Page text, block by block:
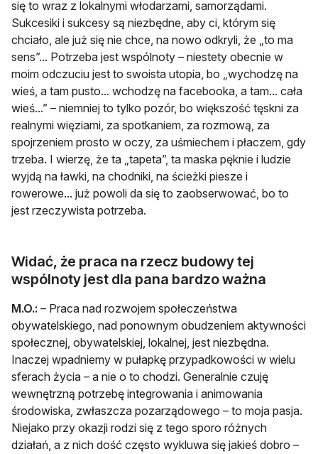
się to wraz z lokalnymi włodarzami, samorządami.
Sukcesiki i sukcesy są niezbędne, aby ci, którym się
chciało, ale już się nie chce, na nowo odkryli, że „to ma
sens”... Potrzeba jest wspólnoty – niestety obecnie w
moim odczuciu jest to swoista utopia, bo „wychodzę na
wieś, a tam pusto... wchodzę na facebooka, a tam... cała
wieś...” – niemniej to tylko pozór, bo większość tęskni za
realnymi więziami, za spotkaniem, za rozmową, za
spojrzeniem prosto w oczy, za uśmiechem i płaczem, gdy
trzeba. I wierzę, że ta „tapeta”, ta maska pęknie i ludzie
wyjdą na ławki, na chodniki, na ścieżki piesze i
rowerowe... już powoli da się to zaobserwować, bo to
jest rzeczywista potrzeba.
Widać, że praca na rzecz budowy tej
wspólnoty jest dla pana bardzo ważna
M.O.: – Praca nad rozwojem społeczeństwa
obywatelskiego, nad ponownym obudzeniem aktywności
społecznej, obywatelskiej, lokalnej, jest niezbędna.
Inaczej wpadniemy w pułapkę przypadkowości w wielu
sferach życia – a nie o to chodzi. Generalnie czuję
wewnętrzną potrzebę integrowania i animowania
środowiska, zwłaszcza pozarządowego – to moja pasja.
Niejako przy okazji rodzi się z tego sporo różnych
działań, a z nich dość często wykluwa się jakieś dobro –